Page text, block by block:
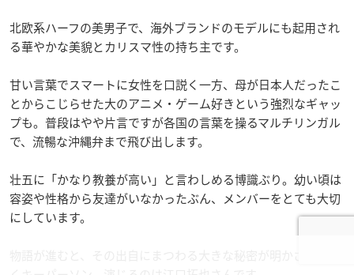
北欧系ハーフの美男子で、海外ブランドのモデルにも起用され
る華やかな美貌とカリスマ性の持ち主です。
甘い言葉でスマートに女性を口説く一方、母が日本人だったこ
とからこじらせた大のアニメ・ゲーム好きという強烈なギャッ
プも。普段はやや片言ですが各国の言葉を操るマルチリンガル
で、流暢な沖縄弁まで飛び出します。
壮五に「かなり教養が高い」と言わしめる博識ぶり。幼い頃は
容姿や性格から友達がいなかったぶん、メンバーをとても大切
にしています。